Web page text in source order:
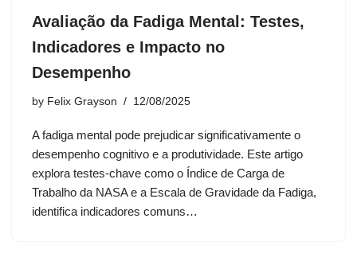
Avaliação da Fadiga Mental: Testes,
Indicadores e Impacto no
Desempenho
by Felix Grayson 12/08/2025
A fadiga mental pode prejudicar significativamente o
desempenho cognitivo e a produtividade. Este artigo
explora testes-chave como o Índice de Carga de
Trabalho da NASA e a Escala de Gravidade da Fadiga,
identifica indicadores comuns…